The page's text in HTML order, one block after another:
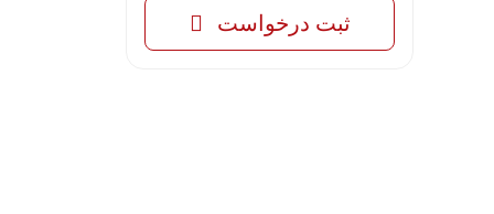
ثبت درخواست